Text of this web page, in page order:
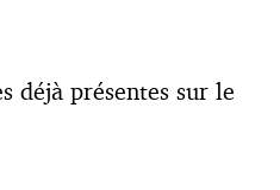
déjà présentes sur le